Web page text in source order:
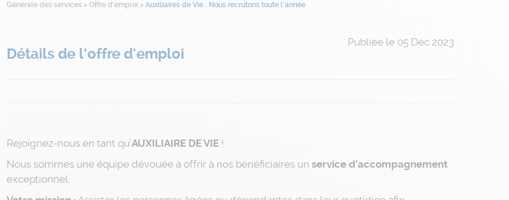
Générale des services> Offre d'emploi > Auxiliaires de Vie : Nous recrutons toute l’année
Détails de l'offre d'emploi
Publiée le 05 Déc 2023
Rejoignez-nous en tant qu’AUXILIAIRE DE VIE!
Nous sommes une équipe dévouée à offrir à nos bénéficiaires un service d’accompagnement
exceptionnel.